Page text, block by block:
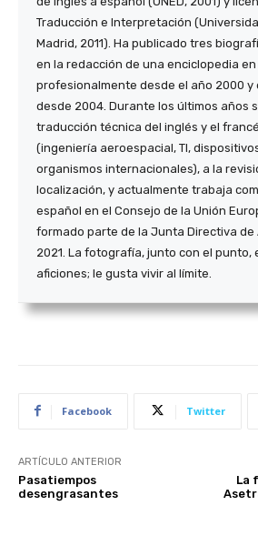
Traducción e Interpretación
Madrid, 2011). Ha publicado tres
en la redacción de una enciclopedia en
profesionalmente desde el año 2000 y
desde 2004. Durante los últimos años
traducción técnica del inglés y el
(ingeniería aeroespacial, TI,
organismos internacionales), a la
localización, y actualmente trabaja
español en el Consejo de la Unión
formado parte de la Junta Directiva de
2021. La fotografía, junto con el punto,
aficiones; le gusta vivir al límite.
Facebook Twitter
ARTÍCULO ANTERIOR
Pasatiempos
desengrasantes
La